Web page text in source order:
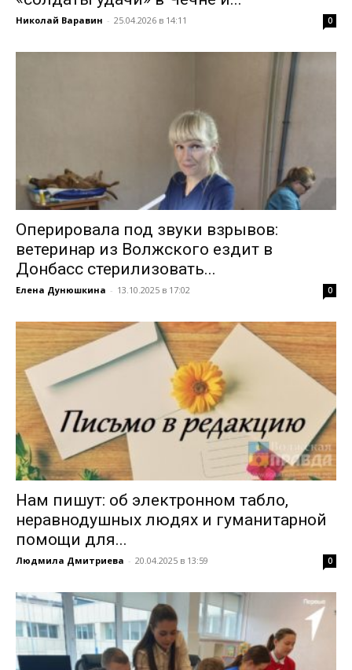
Николай Варавин - 25.04.2026 в 14:11 0
Оперировала под звуки взрывов:
ветеринар из Волжского ездит в
Донбасс стерилизовать...
Елена Дунюшкина - 13.10.2025 в 17:02 0
Нам пишут: об электронном табло,
неравнодушных людях и гуманитарной
помощи для...
Людмила Дмитриева - 20.04.2025 в 13:59 0